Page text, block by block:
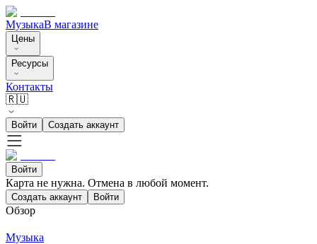
МузыкаВ магазине
Цены
Ресурсы
Контакты
🇷🇺
Войти Создать аккаунт
Войти
Карта не нужна. Отмена в любой момент.
Создать аккаунт Войти
Обзор
Музыка